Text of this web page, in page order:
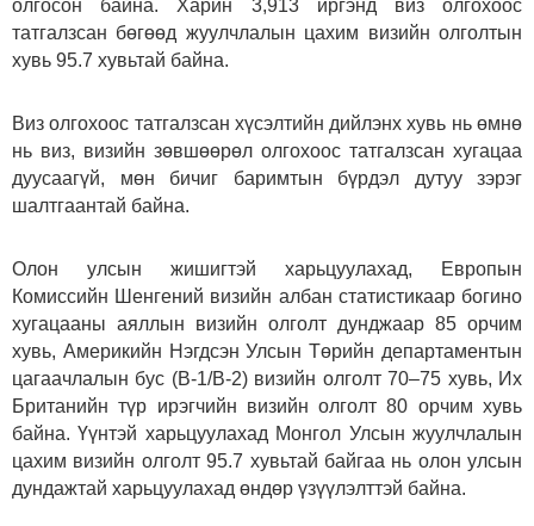
олгосон байна. Харин 3,913 иргэнд виз олгохоос
татгалзсан бөгөөд жуулчлалын цахим визийн олголтын
хувь 95.7 хувьтай байна.
Виз олгохоос татгалзсан хүсэлтийн дийлэнх хувь нь өмнө
нь виз, визийн зөвшөөрөл олгохоос татгалзсан хугацаа
дуусаагүй, мөн бичиг баримтын бүрдэл дутуу зэрэг
шалтгаантай байна.
Олон улсын жишигтэй харьцуулахад, Европын
Комиссийн Шенгений визийн албан статистикаар богино
хугацааны аяллын визийн олголт дунджаар 85 орчим
хувь, Америкийн Нэгдсэн Улсын Төрийн департаментын
цагаачлалын бус (B-1/B-2) визийн олголт 70–75 хувь, Их
Британийн түр ирэгчийн визийн олголт 80 орчим хувь
байна. Үүнтэй харьцуулахад Монгол Улсын жуулчлалын
цахим визийн олголт 95.7 хувьтай байгаа нь олон улсын
дундажтай харьцуулахад өндөр үзүүлэлттэй байна.